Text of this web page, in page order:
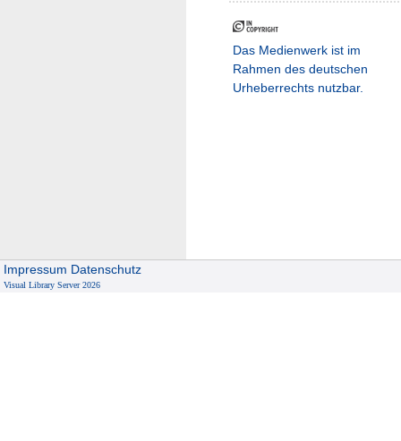
Das Medienwerk ist im
Rahmen des deutschen
Urheberrechts nutzbar.
Impressum Datenschutz
Visual Library Server 2026